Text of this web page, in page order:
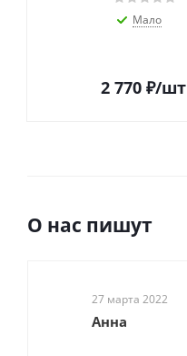
Мало
2 770₽/шт
О нас пишут
27 марта 2022
Анна